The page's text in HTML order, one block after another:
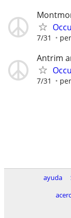
7/31
Antrim
7/31
ayuda